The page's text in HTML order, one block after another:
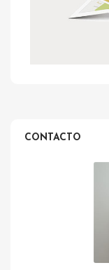
CONTACTO